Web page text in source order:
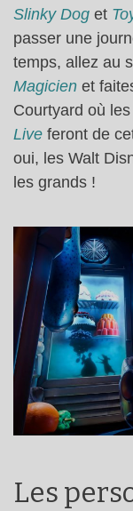
Slinky Dog et
passer une
temps, allez au
Magicien et
Courtyard où
Live feront de
oui, les Walt
les grands !
Les